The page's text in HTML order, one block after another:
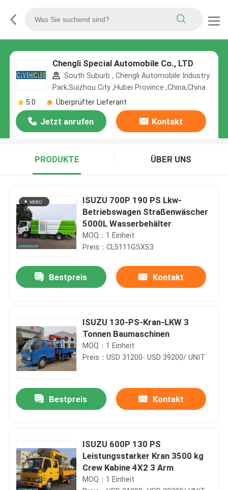
Chengli Special Automobile Co., LTD
South Suburb , Chengli Automobile Industry
Park,Suizhou City ,Hubei Province ,China,China
5.0
Überprüfter Lieferant
Jetzt anrufen Kontakt
PRODUKTE ÜBER UNS
ISUZU 700P 190 PS Lkw-
Betriebswagen Straßenwäscher
5000L Wasserbehälter
MOQ：1 Einheit
Preis：CL5111GSXS3
Bestpreis Kontakt
ISUZU 130-PS-Kran-LKW 3
Tonnen Baumaschinen
MOQ：1 Einheit
Preis：USD 31200- USD 39200/ UNIT
Bestpreis Kontakt
ISUZU 600P 130 PS
Leistungsstarker Kran 3500 kg
Crew Kabine 4X2 3 Arm
MOQ：1 Einheit